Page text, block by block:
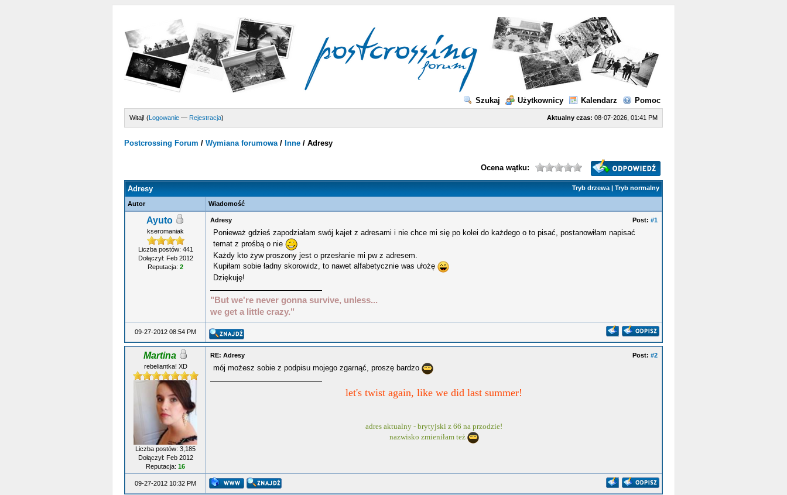
Szukaj Użytkownicy Kalendarz Pomoc
Aktualny czas: 08-07-2026, 01:41 PM
Witaj! (Logowanie — Rejestracja)
Postcrossing Forum / Wymiana forumowa/ Inne / Adresy
Ocena wątku:
Tryb drzewa | Tryb normalny
Adresy
Autor Wiadomość
Ayuto
kseromaniak
Liczba postów: 441
Dołączył: Feb 2012
Reputacja: 2
Post: #1
Adresy
Ponieważ gdzieś zapodziałam swój kajet z adresami i nie chce mi się po kolei do każdego o to pisać, postanowiłam napisać
temat z prośbą o nie
Każdy kto żyw proszony jest o przesłanie mi pw z adresem.
Kupiłam sobie ładny skorowidz, to nawet alfabetycznie was ułożę
Dziękuję!
"But we're never gonna survive, unless...
we get a little crazy."
09-27-2012 08:54 PM
Martina
rebeliantka! XD
Liczba postów: 3,185
Dołączył: Feb 2012
Reputacja: 16
Post: #2
RE: Adresy
mój możesz sobie z podpisu mojego zgarnąć, proszę bardzo
let's twist again, like we did last summer!
adres aktualny - brytyjski z 66 na przodzie!
nazwisko zmieniłam też
09-27-2012 10:32 PM